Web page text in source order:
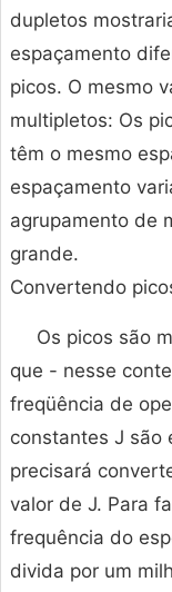
dupletos
espaçamento
picos. O mesmo
multipletos: Os
têm o mesmo
espaçamento
agrupamento de
grande.
Convertendo
Os picos são
que - nesse
freqüência de
constantes J são
precisará
valor de J. Para
frequência do
divida por um